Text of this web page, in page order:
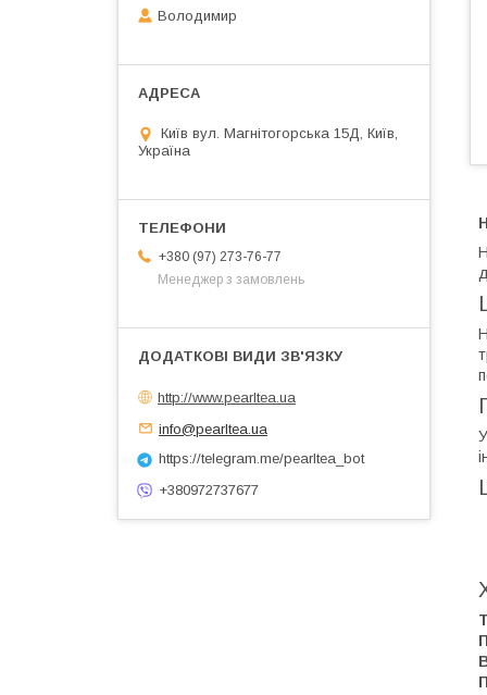
Володимир
Київ вул. Магнiтогорська 15Д, Київ,
Україна
+380 (97) 273-76-77
Менеджер з замовлень
http://www.pearltea.ua
info@pearltea.ua
https://telegram.me/pearltea_bot
+380972737677